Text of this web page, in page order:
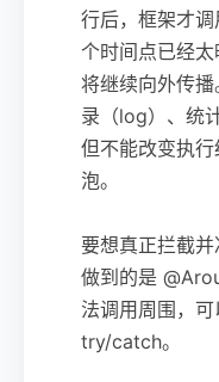
行后，框架才
个时间点已经
将继续向外传
录（log）、统
但不能改变执
泡。
要想真正拦截
做到的是
法调用周围，
try/catch。